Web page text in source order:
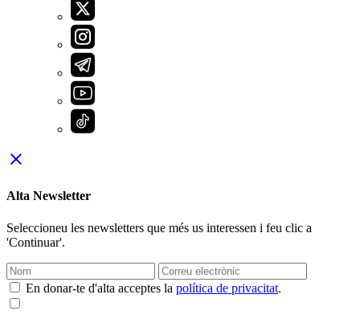
close
Alta Newsletter
Seleccioneu les newsletters que més us interessen i feu clic a
'Continuar'.
En donar-te d'alta acceptes la política de privacitat.